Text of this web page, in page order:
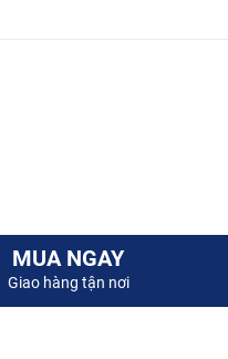
MUA NGAY
Giao hàng tận nơi